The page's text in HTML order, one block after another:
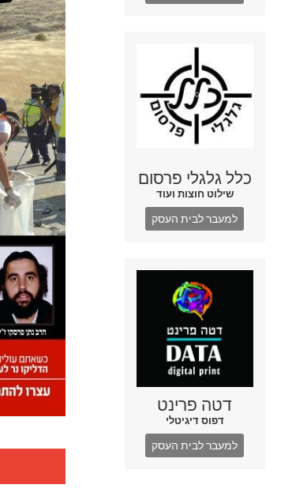
כלל גלגלי פרסום
שילוט חוצות ועוד
למעבר לבית העסק
דטה פרינט
דפוס דיגיטלי
למעבר לבית העסק